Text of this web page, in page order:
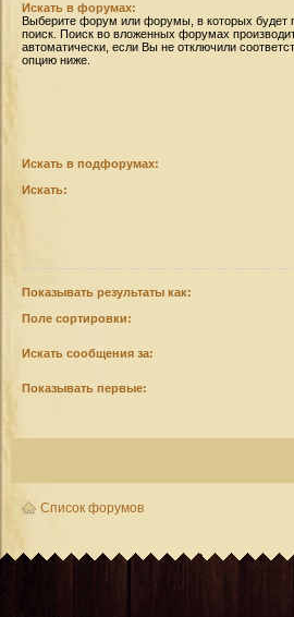
Искать в форумах:
Выберите форум или форумы, в которых будет
поиск. Поиск во вложенных форумах
автоматически, если Вы не отключили
опцию ниже.
Искать в подфорумах:
Искать:
Показывать результаты как:
Поле сортировки:
Искать сообщения за:
Показывать первые:
Список форумов